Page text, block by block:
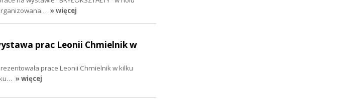
» więcej
prac Leonii Chmielnik w
prace Leonii Chmielnik w kilku
» więcej